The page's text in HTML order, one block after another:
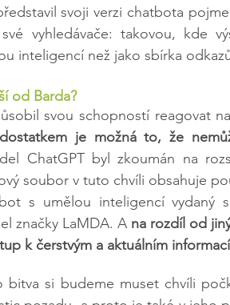
svoji verzi chatbota
vyhledávače: takovou, kde
inteligencí než jako sbírka
od Barda?
svou schopností reagovat
je možná to, že
ChatGPT byl zkoumán na
soubor v tuto chvíli obsahuje
s umělou inteligencí vydaný
značky LaMDA. A na rozdíl od
k čerstvým a aktuálním
bitva si budeme muset chvíli